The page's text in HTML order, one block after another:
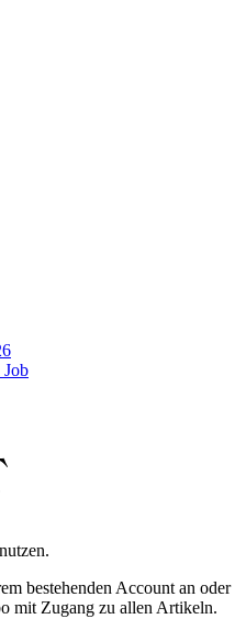
bestehenden Account an oder
mit Zugang zu allen Artikeln.